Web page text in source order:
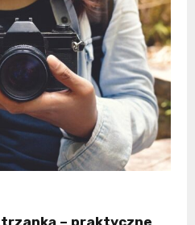
– praktyczne